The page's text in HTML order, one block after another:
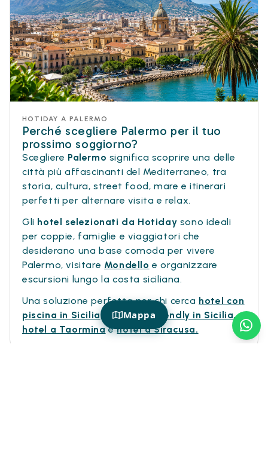
Mappa
HOTIDAY A PALERMO
Perché scegliere Palermo per il tuo
prossimo soggiorno?
Scegliere Palermo significa scoprire una delle
città più affascinanti del Mediterraneo, tra
storia, cultura, street food, mare e itinerari
perfetti per alternare visita e relax.
Gli hotel selezionati da Hotiday sono ideali
per coppie, famiglie e viaggiatori che
desiderano una base comoda per vivere
Palermo, visitare Mondello e organizzare
escursioni lungo la costa siciliana.
Una soluzione perfetta per chi cerca hotel con
piscina in Sicilia, hotel pet friendly in Sicilia,
hotel a Taorminaehotel a Siracusa.